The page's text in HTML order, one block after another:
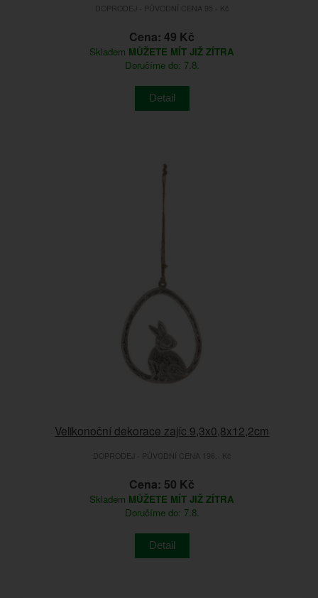
DOPRODEJ - PŮVODNÍ CENA 95.- Kč
Cena: 49 Kč
Skladem MŮŽETE MÍT JIŽ ZÍTRA
Doručíme do: 7.8.
Detail
Velikonoční dekorace zajíc 9,3x0,8x12,2cm
DOPRODEJ - PŮVODNÍ CENA 196.- Kč
Cena: 50 Kč
Skladem MŮŽETE MÍT JIŽ ZÍTRA
Doručíme do: 7.8.
Detail